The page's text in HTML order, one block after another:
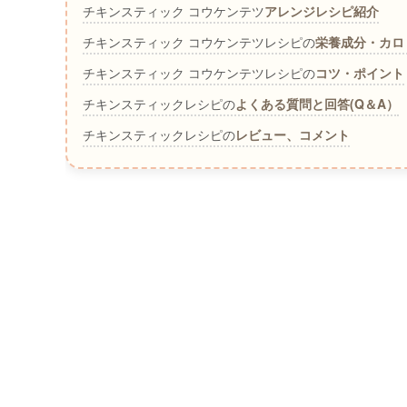
チキンスティック コウケンテツアレンジレシピ紹介
チキンスティック コウケンテツレシピの栄養成分・カ
チキンスティック コウケンテツレシピのコツ・ポイント
チキンスティックレシピのよくある質問と回答(Q＆A）
チキンスティックレシピのレビュー、コメント